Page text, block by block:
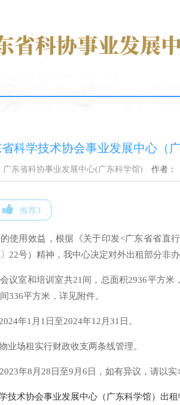
省科学技术协会事业发展中心（
广东省科协事业发展中心(广东科学馆) 作者：
推荐3
使用效益，根据《关于印发<广东省省直
22号）精神，我中心决定对外出租部分非
议室和培训室共21间，总面积2936平方
336平方米，详见附件。
年1月1日至2024年12月31日。
业场租实行财政收支两条线管理。
年8月28日至9月6日，如有异议，请以
技术协会事业发展中心（广东科学馆）出